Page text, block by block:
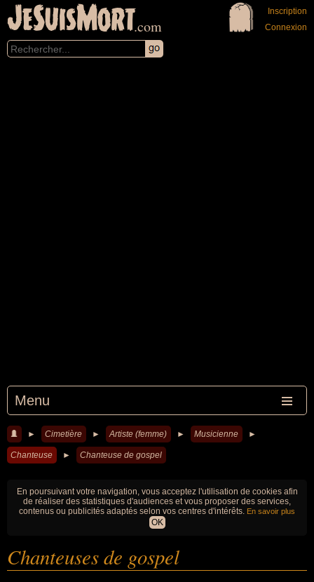
JeSuisMort.com
Menu
Inscription
Connexion
► Cimetière ► Artiste (femme) ► Musicienne ►
Chanteuse ► Chanteuse de gospel
En poursuivant votre navigation, vous acceptez l'utilisation de cookies afin
de réaliser des statistiques d'audiences et vous proposer des services,
contenus ou publicités adaptés selon vos centres d'intérêts. En savoir plus
OK
Chanteuses de gospel